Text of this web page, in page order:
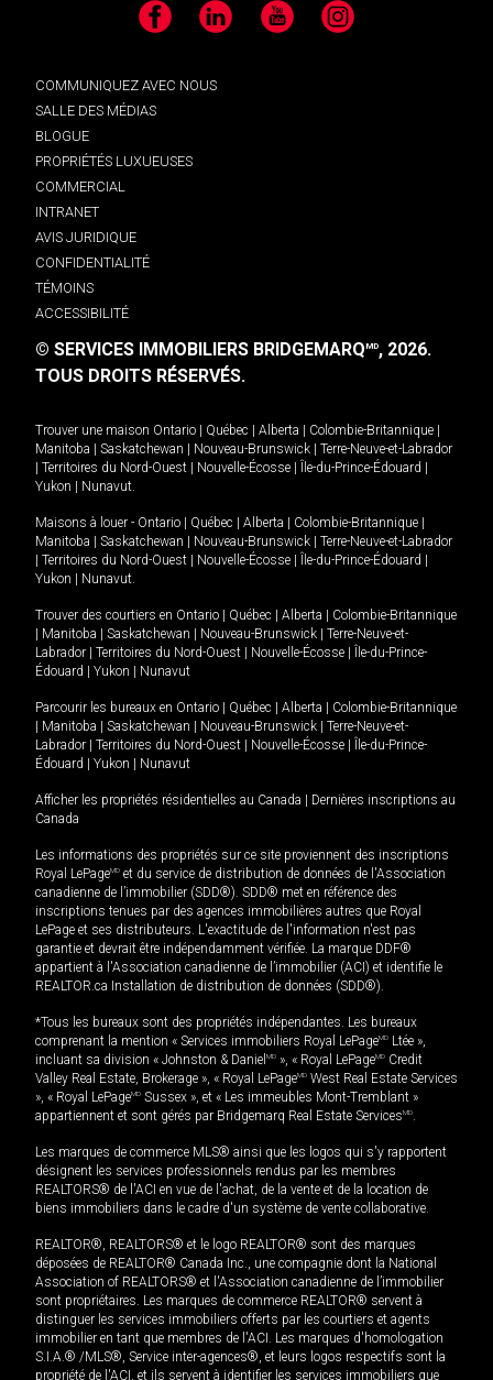
Facebook LinkedIn YouTube Instagram
COMMUNIQUEZ AVEC NOUS
SALLE DES MÉDIAS
BLOGUE
PROPRIÉTÉS LUXUEUSES
COMMERCIAL
INTRANET
AVIS JURIDIQUE
CONFIDENTIALITÉ
TÉMOINS
ACCESSIBILITÉ
© SERVICES IMMOBILIERS BRIDGEMARQMD, 2026.
TOUS DROITS RÉSERVÉS.
Trouver une maison Ontario Québec Alberta Colombie-Britannique
Manitoba
Saskatchewan Nouveau-Brunswick
Terre-Neuve-et-Labrador
Territoires du Nord-Ouest Nouvelle-Écosse Île-du-Prince-Édouard
Yukon
Nunavut.
Maisons à louer - Ontario Québec Alberta Colombie-Britannique
Manitoba
Saskatchewan Nouveau-Brunswick
Terre-Neuve-et-Labrador
Territoires du Nord-Ouest Nouvelle-Écosse Île-du-Prince-Édouard
Yukon
Nunavut.
Trouver des courtiers en Ontario Québec Alberta
Colombie-Britannique
Manitoba Saskatchewan Nouveau-Brunswick
Terre-Neuve-et-
Labrador
Territoires du Nord-Ouest Nouvelle-Écosse
Île-du-Prince-
Édouard
Yukon Nunavut
Parcourir les bureaux en Ontario Québec Alberta
Colombie-Britannique
Manitoba Saskatchewan Nouveau-Brunswick
Terre-Neuve-et-
Labrador
Territoires du Nord-Ouest Nouvelle-Écosse
Île-du-Prince-
Édouard
Yukon Nunavut
Afficher les propriétés résidentielles au Canada
Dernières inscriptions au
Canada
Les informations des propriétés sur ce site proviennent des inscriptions
Royal LePageMD et du service de distribution de données de l'Association
canadienne de l’immobilier (SDD®). SDD® met en référence des
inscriptions tenues par des agences immobilières autres que Royal
LePage et ses distributeurs. L'exactitude de l'information n'est pas
garantie et devrait être indépendamment vérifiée. La marque DDF®
appartient à l'Association canadienne de l’immobilier (ACI) et identifie le
REALTOR.ca Installation de distribution de données (SDD®).
*Tous les bureaux sont des propriétés indépendantes. Les bureaux
comprenant la mention « Services immobiliers Royal LePageMD Ltée »,
incluant sa division « Johnston & Daniel MD », « Royal LePageMD Credit
Valley Real Estate, Brokerage », « Royal LePageMD West Real Estate Services
», « Royal LePageMD Sussex », et « Les immeubles Mont-Tremblant »
appartiennent et sont gérés par Bridgemarq Real Estate ServicesMD.
Les marques de commerce MLS® ainsi que les logos qui s'y rapportent
désignent les services professionnels rendus par les membres
REALTORS® de l'ACI en vue de l'achat, de la vente et de la location de
biens immobiliers dans le cadre d'un système de vente collaborative.
REALTOR®, REALTORS® et le logo REALTOR® sont des marques
déposées de REALTOR® Canada Inc., une compagnie dont la National
Association of REALTORS® et l'Association canadienne de l’immobilier
sont propriétaires. Les marques de commerce REALTOR® servent à
distinguer les services immobiliers offerts par les courtiers et agents
immobilier en tant que membres de l'ACI. Les marques d'homologation
S.I.A.® /MLS®, Service inter-agences®, et leurs logos respectifs sont la
propriété de l'ACI, et ils servent à identifier les services immobiliers que